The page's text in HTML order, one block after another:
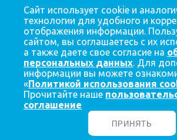
Помощь
Условия оплаты
Доставка заказов
Статьи
Вопрос-ответ
Производители
Сайт использует cookie и
технологии для удобного и
отображения информации.
сайтом, вы соглашаетесь с их
а также даете свое согласие на
персональных данных. Для
информации вы можете
«Политикой использования
Прочитайте наше
соглашение
ПРИНЯТЬ